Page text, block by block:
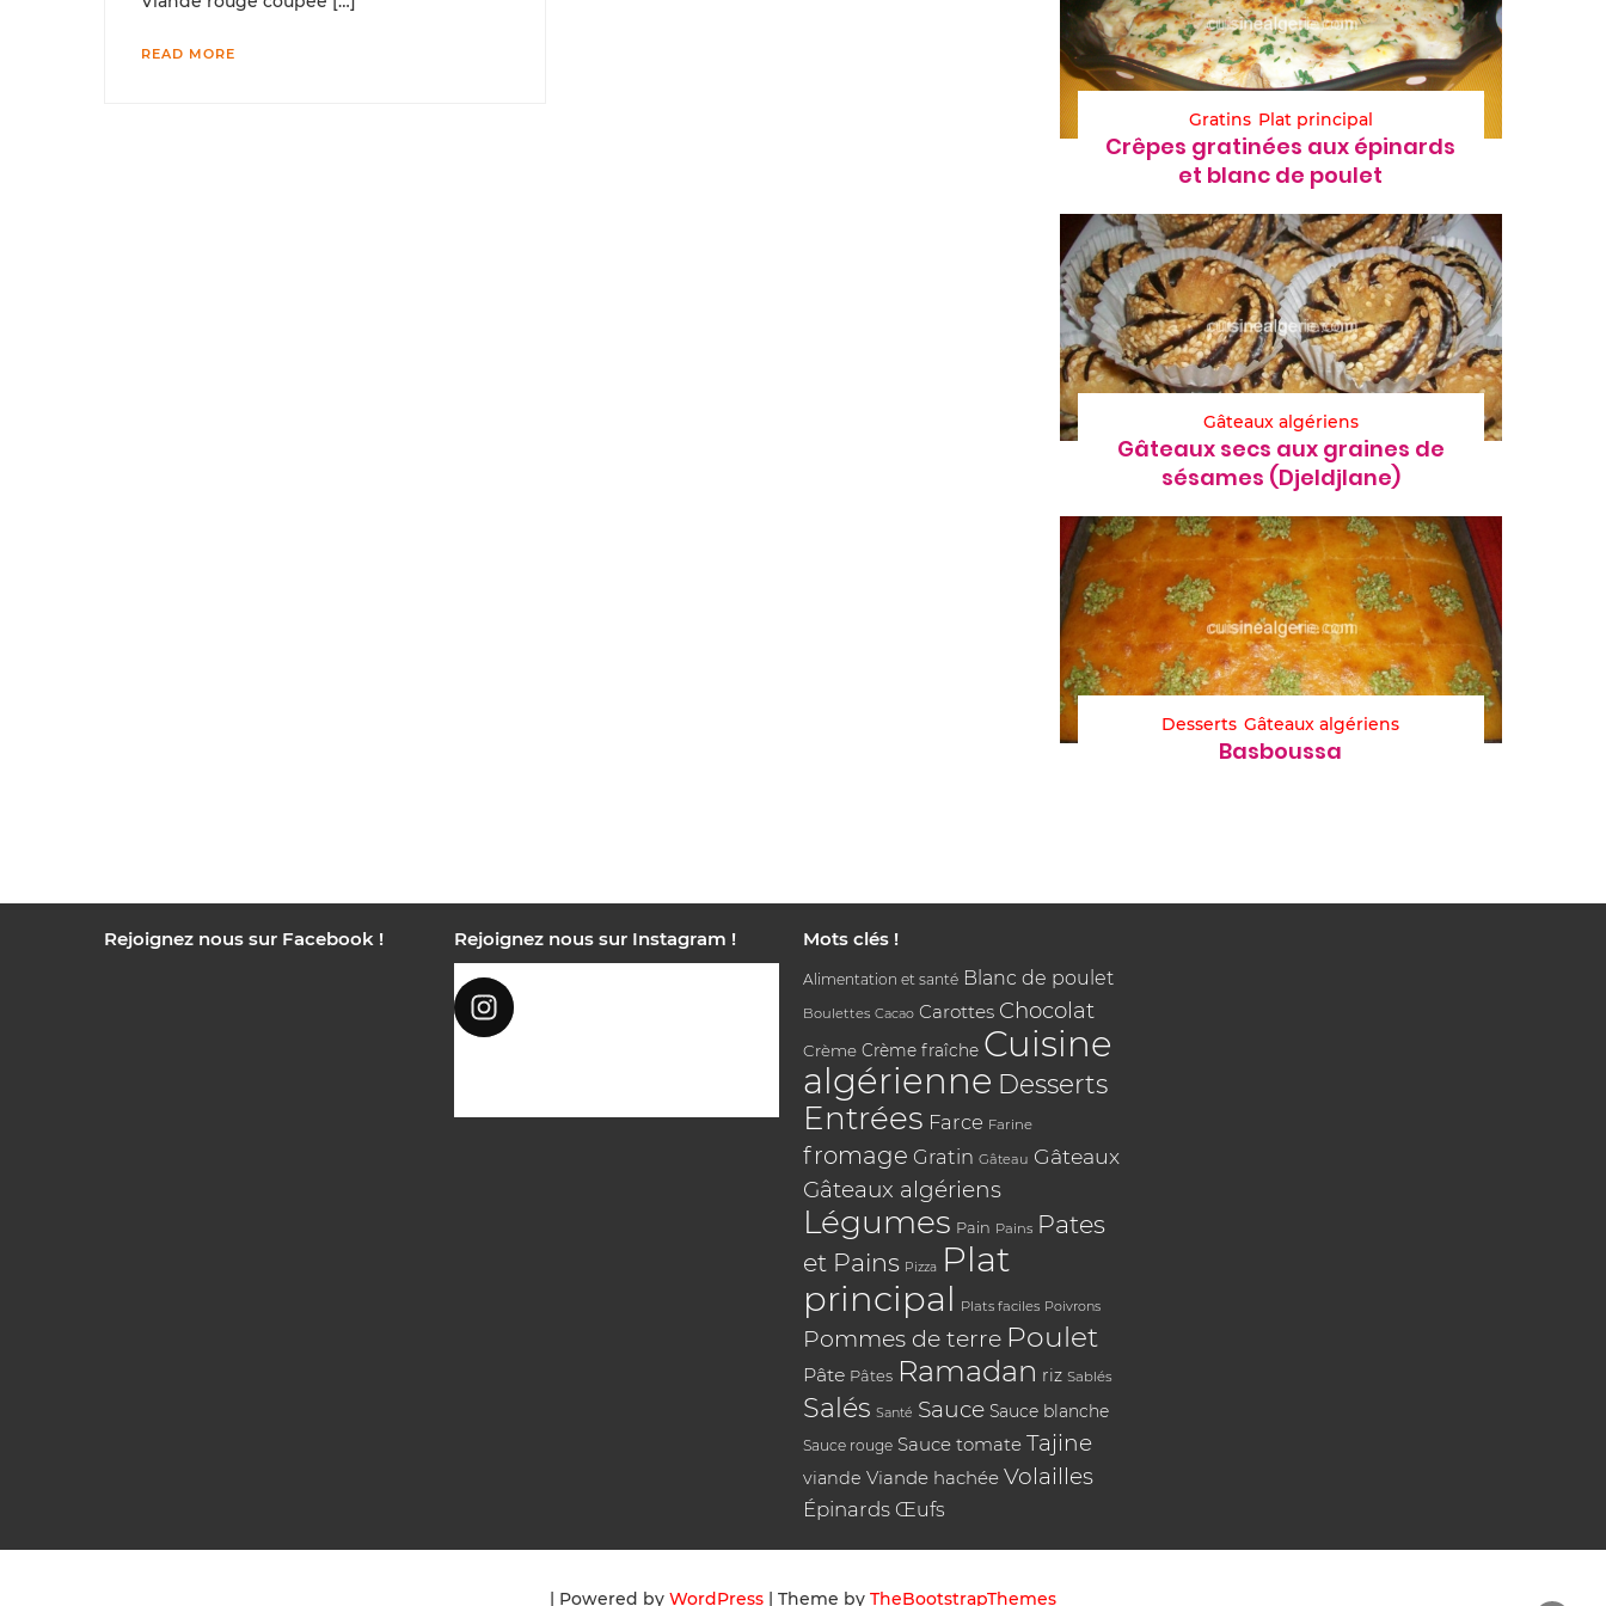
READ MORE
Gratins Plat principal
Crêpes gratinées aux épinards
et blanc de poulet
Gâteaux algériens
Gâteaux secs aux graines de
sésames (Djeldjlane)
Desserts Gâteaux algériens
Basboussa
Rejoignez nous sur Facebook ! Rejoignez nous sur Instagram ! Mots clés !
Alimentation et santé Blanc de poulet
Boulettes Cacao Carottes Chocolat
Crème Crème fraîche Cuisine
algérienne Desserts
Entrées Farce Farine
fromage Gratin Gâteau Gâteaux
Gâteaux algériens
Légumes Pain Pains Pates
et Pains Pizza Plat
principal Plats faciles Poivrons
Pommes de terre Poulet
Pâte Pâtes Ramadan riz Sablés
Salés Santé Sauce Sauce blanche
Sauce rouge Sauce tomate Tajine
viande Viande hachée Volailles
Épinards Œufs
| Powered by WordPress | Theme by TheBootstrapThemes